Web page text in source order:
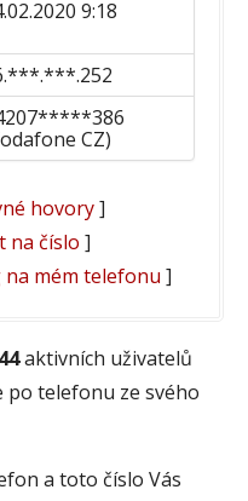
9:18
CZ)
hovory]
na číslo ]
mém telefonu ]
aktivních uživatelů
po telefonu ze svého
a toto číslo Vás